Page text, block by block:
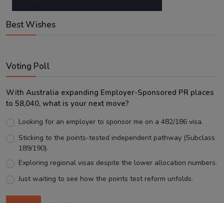
Best Wishes
Voting Poll
With Australia expanding Employer-Sponsored PR places
to 58,040, what is your next move?
Looking for an employer to sponsor me on a 482/186 visa.
Sticking to the points-tested independent pathway (Subclass
189/190).
Exploring regional visas despite the lower allocation numbers.
Just waiting to see how the points test reform unfolds.